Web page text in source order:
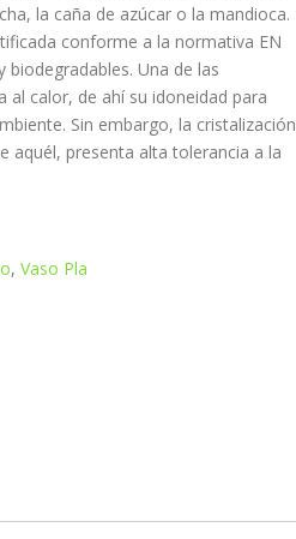
la caña de azúcar o la mandioca.
conforme a la normativa EN
Una de las
al calor, de ahí su idoneidad para
Sin embargo, la cristalización
aquél, presenta alta tolerancia a la
,Vaso Pla